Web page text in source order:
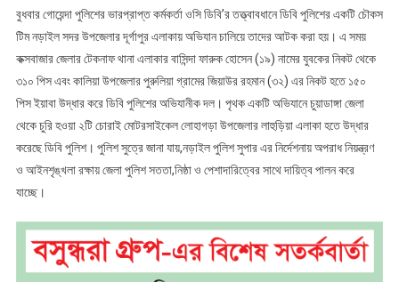
২
বুধবার গোয়েন্দা পুলিশের ভারপ্রাপ্ত কর্মকর্তা ওসি ডিবি’র তত্ত্বাবধানে ডিবি পুলিশের একটি চৌকস
টিম নড়াইল সদর উপজেলার দূর্গাপুর এলাকায় অভিযান চালিয়ে তাদের আটক করা হয়। এ সময়
কক্সবাজার জেলার টেকনাফ থানা এলাকার বাসিন্দা ফারুক হোসেন (১৯) নামের যুবকের নিকট থেকে
৩১০ পিস এবং কালিয়া উপজেলার পুরুলিয়া গ্রামের জিয়াউর রহমান (৩২) এর নিকট হতে ১৫০
পিস ইয়াবা উদ্ধার করে ডিবি পুলিশের অভিযানীক দল। পৃথক একটি অভিযানে চুয়াডাঙ্গা জেলা
থেকে চুরি হওয়া ২টি চোরাই মোটরসাইকেল লোহাগড়া উপজেলার লাহুড়িয়া এলাকা হতে উদ্ধার
করেছে ডিবি পুলিশ। পুলিশ সুত্রে জানা যায়,নড়াইল পুলিশ সুপার এর নির্দেশনায় অপরাধ নিয়ন্ত্রণ
ও আইনশৃঙ্খলা রক্ষায় জেলা পুলিশ সততা,নিষ্ঠা ও পেশাদারিত্বের সাথে দায়িত্ব পালন করে
যাচ্ছে।